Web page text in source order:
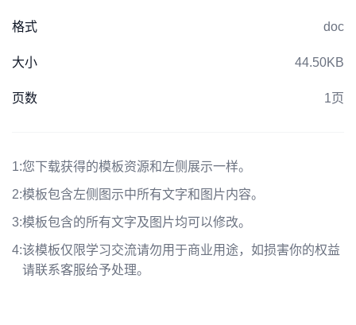
格式 doc
大小 44.50KB
页数 1页
1:您下载获得的模板资源和左侧展示一样。
2:模板包含左侧图示中所有文字和图片内容。
3:模板包含的所有文字及图片均可以修改。
4:该模板仅限学习交流请勿用于商业用途，如损害你的权益
请联系客服给予处理。